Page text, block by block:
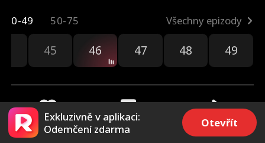
0-49 50-75 Všechny epizody
45 46 47 48 49
57 2.4k Sdílet
Exkluzivně v aplikaci:
Odemčení zdarma
Otevřít